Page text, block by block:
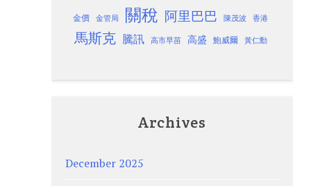
金價 金管局 關稅 阿里巴巴 陳茂波 香港
馬斯克 騰訊 高市早苗 高盛 鮑威爾 黃仁勳
Archives
December 2025